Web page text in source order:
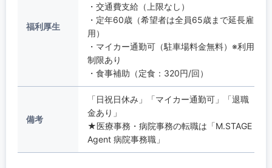
福利厚生
・交通費支給（上限なし）
・定年60歳（希望者は全員65歳まで延長雇
用）
・マイカー通勤可（駐車場料金無料）※利用
制限あり
・食事補助（定食：320円/回）
備考
「日祝日休み」「マイカー通勤可」「退職
金あり」
★医療事務・病院事務の転職は「M.STAGE
Agent 病院事務職」